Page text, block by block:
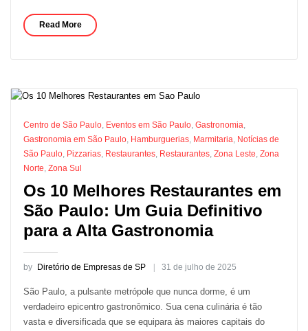
Read More
Centro de São Paulo, Eventos em São Paulo, Gastronomia
Gastronomia em São Paulo, Hamburguerias, Marmitaria Notícias de
São Paulo, Pizzarias, Restaurantes, Restaurantes, Zona Leste Zona
Norte Zona Sul
Os 10 Melhores Restaurantes em
São Paulo: Um Guia Definitivo
para a Alta Gastronomia
by Diretório de Empresas de SP 31 de julho de 2025
São Paulo, a pulsante metrópole que nunca dorme, é um
verdadeiro epicentro gastronômico. Sua cena culinária é tão
vasta e diversificada que se equipara às maiores capitais do